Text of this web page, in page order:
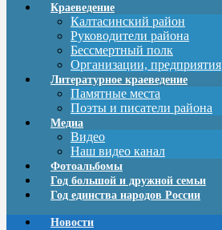
Краеведение
Калтасинский район
Руководители района
Бессмертный полк
Организации, предприятия
Литературное краеведение
Памятные места
Поэты и писатели района
Медиа
Видео
Наш видео канал
Фотоальбомы
Год большой и дружной семьи
Год единства народов России
Новости